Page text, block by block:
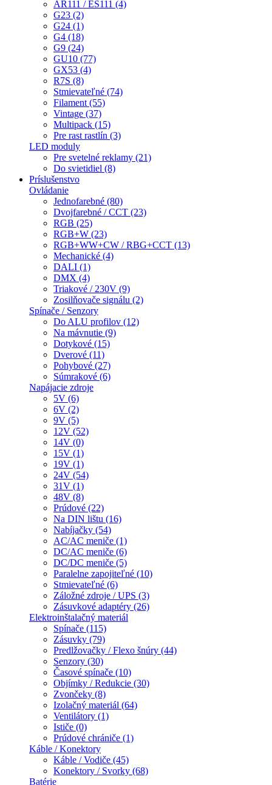
AR111 / ES111 (4)
G23 (2)
G24 (1)
G4 (18)
G9 (24)
GU10 (77)
GX53 (4)
R7S (8)
Stmievateľné (74)
Filament (55)
Vintage (37)
Multipack (15)
Pre rast rastlín (3)
LED moduly
Pre svetelné reklamy (21)
Do svietidiel (8)
Príslušenstvo
Ovládanie
Jednofarebné (80)
Dvojfarebné / CCT (23)
RGB (25)
RGB+W (23)
RGB+WW+CW / RBG+CCT (13)
Mechanické (4)
DALI (1)
DMX (4)
Triakové / 230V (9)
Zosilňovače signálu (2)
Spínače / Senzory
Do ALU profilov (12)
Na mávnutie (9)
Dotykové (15)
Dverové (11)
Pohybové (27)
Súmrakové (6)
Napájacie zdroje
5V (6)
6V (2)
9V (5)
12V (52)
14V (0)
15V (1)
19V (1)
24V (54)
31V (1)
48V (8)
Prúdové (22)
Na DIN lištu (16)
Nabíjačky (54)
AC/AC meniče (1)
DC/AC meniče (6)
DC/DC meniče (5)
Paralelne zapojiteľné (10)
Stmievateľné (6)
Záložné zdroje / UPS (3)
Zásuvkové adaptéry (26)
Elektroinštalačný materiál
Spínače (115)
Zásuvky (79)
Predlžovačky / Flexo šnúry (44)
Senzory (30)
Časové spínače (10)
Objímky / Redukcie (30)
Zvončeky (8)
Izolačný materiál (64)
Ventilátory (1)
Ističe (0)
Prúdové chrániče (1)
Káble / Konektory
Káble / Vodiče (45)
Konektory / Svorky (68)
Batérie